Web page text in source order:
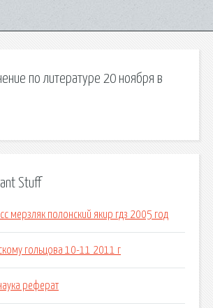
по литературе 20 ноября в
Stuff
мерзляк полонский якир гдз 2005 год
гольцова 10-11 2011 г
реферат